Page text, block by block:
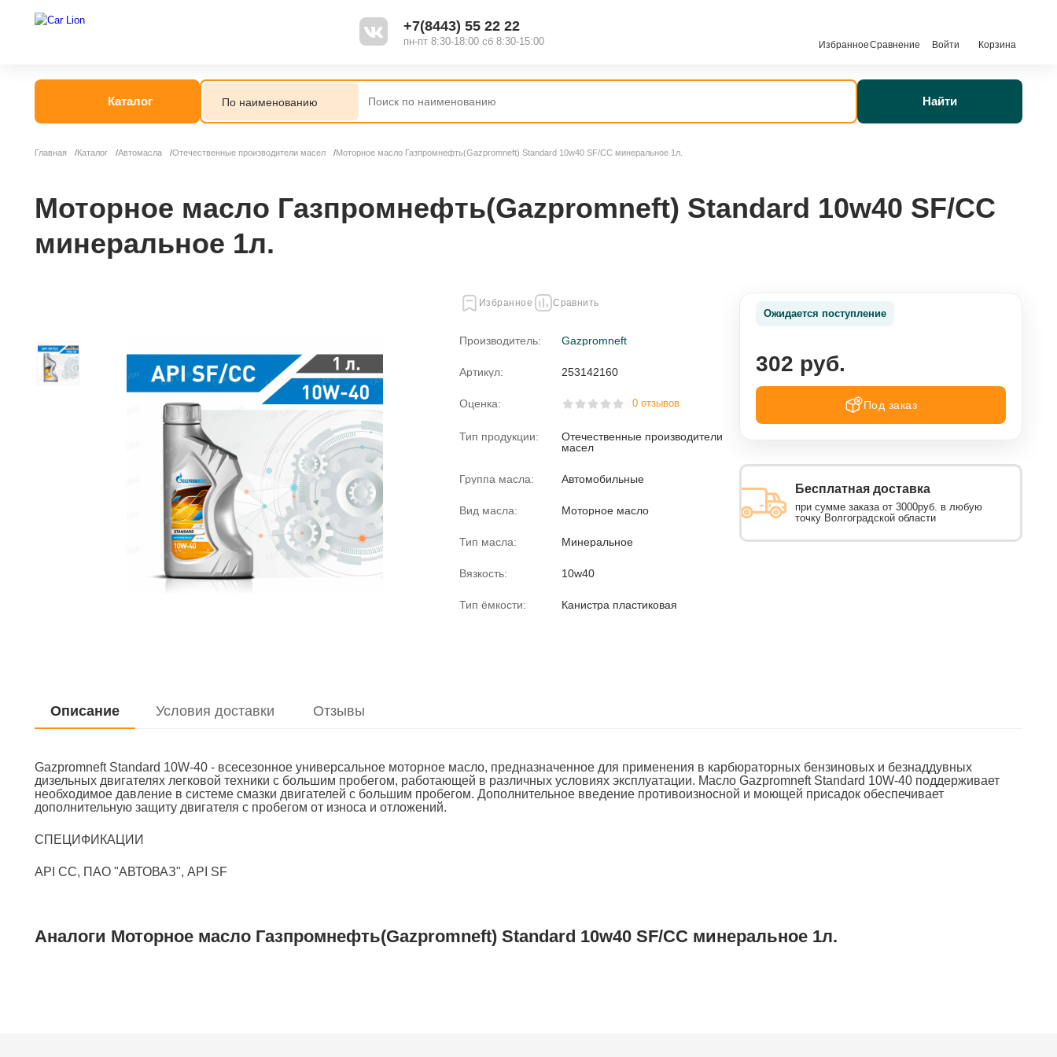
+7(8443) 55 22 22
пн-пт 8:30-18:00 сб 8:30-15:00 ИзбранноеСравнение Войти Корзина
Каталог Найти
Главная Каталог Автомасла Отечественные производители масел Моторное масло Газпромнефть(Gazpromneft) Standard 10w40 SF/CC минеральное 1л.
Моторное масло Газпромнефть(Gazpromneft) Standard 10w40 SF/CC
минеральное 1л.
Избранное Сравнить
Производитель: Gazpromneft
Артикул: 253142160
Оценка: 0 отзывов
Тип продукции:
Отечественные производители
масел
Группа масла: Автомобильные
Вид масла: Моторное масло
Тип масла: Минеральное
Вязкость: 10w40
Тип ёмкости: Канистра пластиковая
Ожидается поступление
302 руб.
Под заказ
Бесплатная доставка
при сумме заказа от 3000руб. в любую
точку Волгоградской области
Описание Условия доставки Отзывы
Gazpromneft Standard 10W-40 - всесезонное универсальное моторное масло, предназначенное для применения в карбюраторных бензиновых и безнаддувных
дизельных двигателях легковой техники с большим пробегом, работающей в различных условиях эксплуатации. Масло Gazpromneft Standard 10W-40 поддерживает
необходимое давление в системе смазки двигателей с большим пробегом. Дополнительное введение противоизносной и моющей присадок обеспечивает
дополнительную защиту двигателя с пробегом от износа и отложений.
СПЕЦИФИКАЦИИ
API CC, ПАО "АВТОВАЗ", API SF
Аналоги Моторное масло Газпромнефть(Gazpromneft) Standard 10w40 SF/CC минеральное 1л.